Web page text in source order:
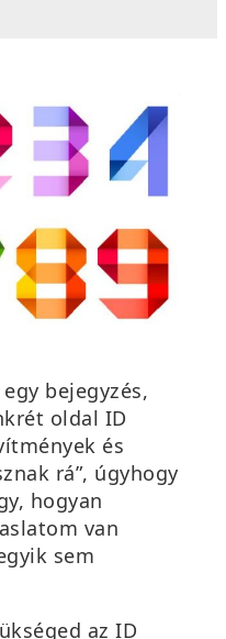
bejegyzés,
oldal ID
és
rá”, úgyhogy
hogyan
van
sem
az ID